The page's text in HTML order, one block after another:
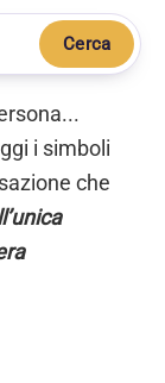
Cerca
i simboli
che